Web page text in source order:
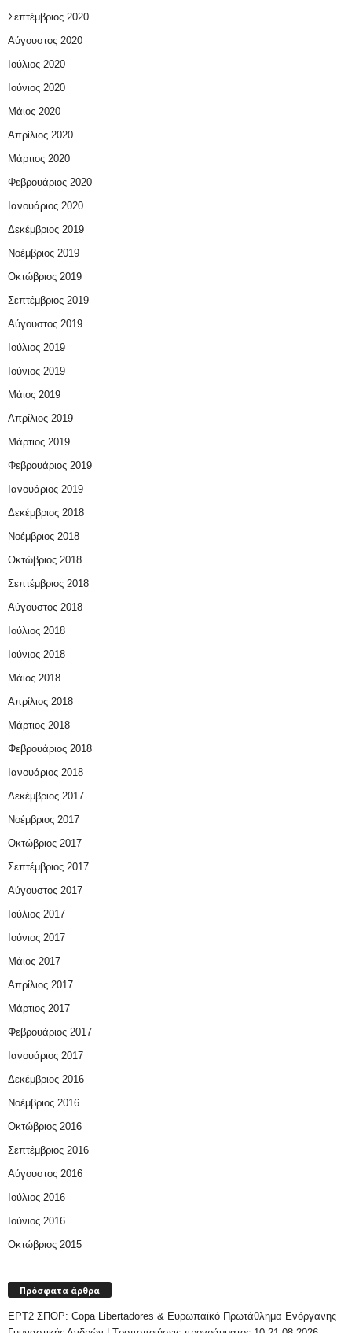
Σεπτέμβριος 2020
Αύγουστος 2020
Ιούλιος 2020
Ιούνιος 2020
Μάιος 2020
Απρίλιος 2020
Μάρτιος 2020
Φεβρουάριος 2020
Ιανουάριος 2020
Δεκέμβριος 2019
Νοέμβριος 2019
Οκτώβριος 2019
Σεπτέμβριος 2019
Αύγουστος 2019
Ιούλιος 2019
Ιούνιος 2019
Μάιος 2019
Απρίλιος 2019
Μάρτιος 2019
Φεβρουάριος 2019
Ιανουάριος 2019
Δεκέμβριος 2018
Νοέμβριος 2018
Οκτώβριος 2018
Σεπτέμβριος 2018
Αύγουστος 2018
Ιούλιος 2018
Ιούνιος 2018
Μάιος 2018
Απρίλιος 2018
Μάρτιος 2018
Φεβρουάριος 2018
Ιανουάριος 2018
Δεκέμβριος 2017
Νοέμβριος 2017
Οκτώβριος 2017
Σεπτέμβριος 2017
Αύγουστος 2017
Ιούλιος 2017
Ιούνιος 2017
Μάιος 2017
Απρίλιος 2017
Μάρτιος 2017
Φεβρουάριος 2017
Ιανουάριος 2017
Δεκέμβριος 2016
Νοέμβριος 2016
Οκτώβριος 2016
Σεπτέμβριος 2016
Αύγουστος 2016
Ιούλιος 2016
Ιούνιος 2016
Οκτώβριος 2015
Πρόσφατα άρθρα
ΕΡΤ2 ΣΠΟΡ: Copa Libertadores & Ευρωπαϊκό Πρωτάθλημα Ενόργανης